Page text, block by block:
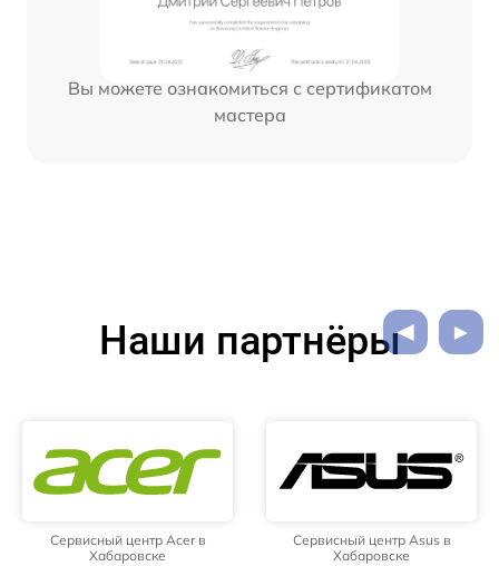
Вы можете ознакомиться с сертификатом
мастера
Наши партнёры
Сервисный центр Acer в
Хабаровске
Сервисный центр Asus в
Хабаровске